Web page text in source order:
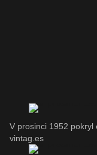
V prosinci 1952 pokryl
vintag.es